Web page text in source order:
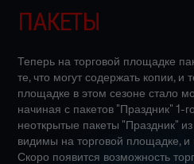
ПАКЕТЫ
Теперь на торговой площадке
те, что могут содержать копии, и
площадке в этом сезоне стало
начиная с пакетов "Праздник" 1-
неоткрытые пакеты "Праздник"
видимы на торговой площадке,
Скоро появится возможность